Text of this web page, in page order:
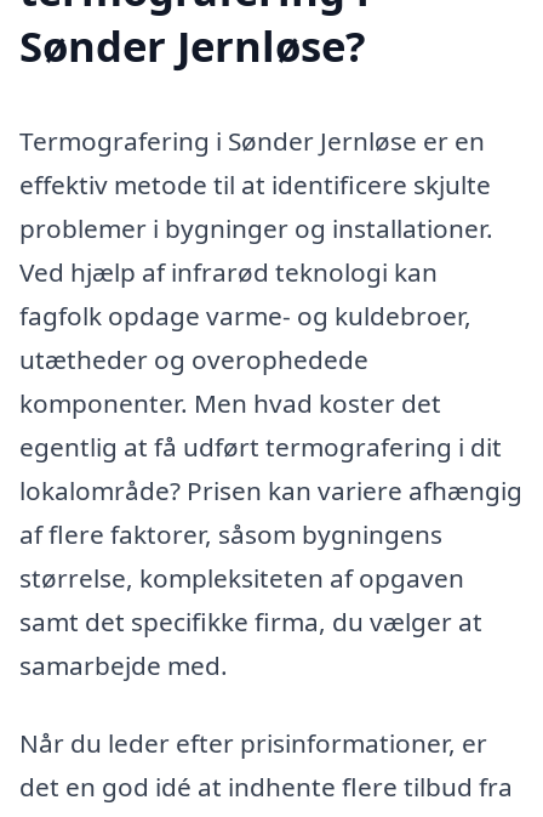
Sønder Jernløse?
Termografering i Sønder Jernløse er en
effektiv metode til at identificere skjulte
problemer i bygninger og installationer.
Ved hjælp af infrarød teknologi kan
fagfolk opdage varme- og kuldebroer,
utætheder og overophedede
komponenter. Men hvad koster det
egentlig at få udført termografering i dit
lokalområde? Prisen kan variere afhængig
af flere faktorer, såsom bygningens
størrelse, kompleksiteten af opgaven
samt det specifikke firma, du vælger at
samarbejde med.
Når du leder efter prisinformationer, er
det en god idé at indhente flere tilbud fra